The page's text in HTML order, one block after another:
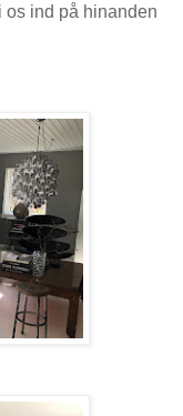
os ind på hinanden